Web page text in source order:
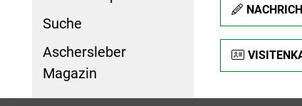
Suche
Aschersleber
Magazin